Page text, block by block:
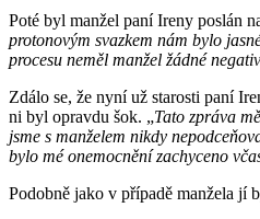
Poté byl manžel paní Ireny poslán
protonovým svazkem nám bylo
procesu neměl manžel žádné
Zdálo se, že nyní už starosti paní
ni byl opravdu šok. „Tato zpráva
jsme s manželem nikdy
bylo mé onemocnění zachyceno
Podobně jako v případě manžela jí